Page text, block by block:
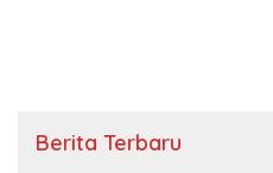
Berita Terbaru